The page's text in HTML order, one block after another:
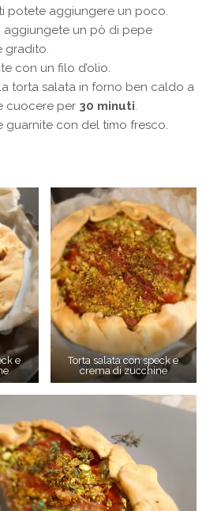
potete aggiungere un poco.
aggiungete un pò di pepe
gradito.
con un filo d’olio.
torta salata in forno ben caldo a
cuocere per 30 minuti.
guarnite con del timo fresco.
e
Torta salata con speck e
crema di zucchine